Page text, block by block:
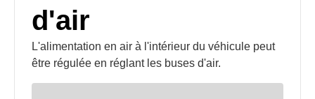
d'air
L'alimentation en air à l'intérieur du véhicule peut
être régulée en réglant les buses d'air.